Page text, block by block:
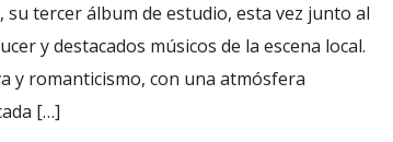
su tercer álbum de estudio, esta vez junto al
y destacados músicos de la escena local.
y romanticismo, con una atmósfera
[…]